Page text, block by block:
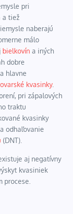
pri
a tiež
naberajú
málo
bielkovín a iných
dobre
hlavne
kvasinky.
pri zápalových
traktu
kvasinky
odhaľovanie
(DNT).
aj negatívny
kvasiniek
procese.